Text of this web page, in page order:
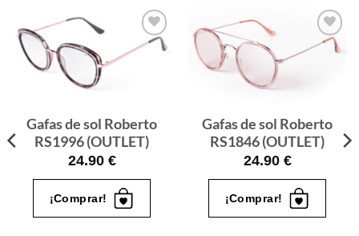
Gafas
Gafas de sol Roberto
RS1996 (OUTLET)
24.90 €
¡Comprar!
Gafas
Gafas de sol Roberto
RS1846 (OUTLET)
24.90 €
¡Comprar!